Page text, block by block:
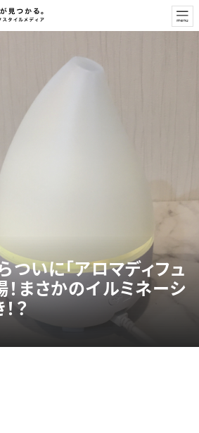
ついに「アロマディフュ
！まさかのイルミネーシ
？